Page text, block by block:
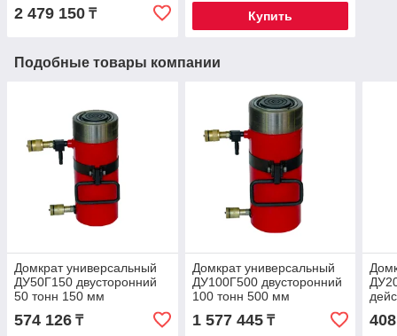
2 479 150 ₸ Купить
Подобные товары компании
Домкрат универсальный
ДУ50Г150 двусторонний
50 тонн 150 мм
574 126 ₸
Домкрат универсальный
ДУ100Г500 двусторонний
100 тонн 500 мм
1 577 445₸